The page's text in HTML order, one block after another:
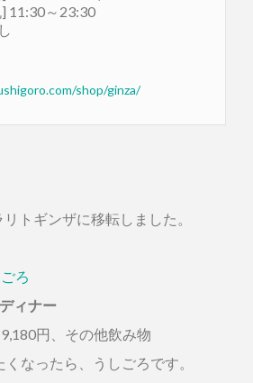
11:30～23:30
shop/ginza/
トギンザに移転しました。
ろ
ディナー
円、その他飲み物
なったら、うしごろです。